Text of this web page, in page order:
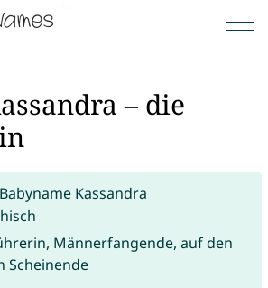
– die
Männerfangende, auf den
Scheinende